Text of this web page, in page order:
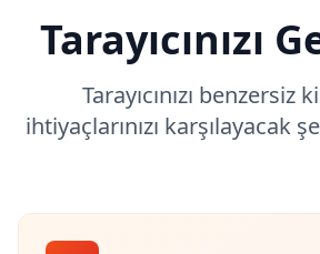
Tarayıcınızı
Tarayıcınızı benzersiz
ihtiyaçlarınızı karşılayacak